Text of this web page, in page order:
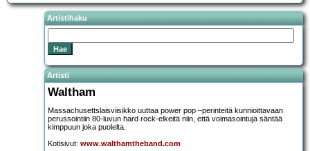
Artistihaku
Artisti
Waltham
Massachusettslaisviisikko uuttaa power pop –perinteitä kunnioittavaan
perussointiin 80-luvun hard rock-elkeitä niin, että voimasointuja säntää
kimppuun joka puolelta.
Kotisivut: www.walthamtheband.com